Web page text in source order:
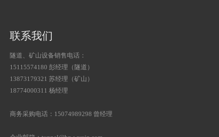
联系我们
隧道、矿山设备销售电话：
15115574180 彭经理（隧道）
13873179321 苏经理（矿山）
18774000311 杨经理
商务采购电话：15074989298 曾经理